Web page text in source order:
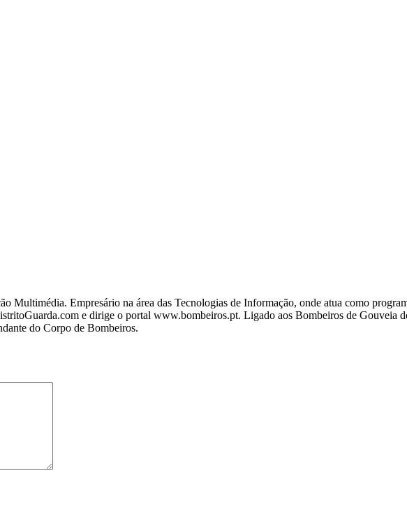
Multimédia. Empresário na área das Tecnologias de Informação, onde atua como
e dirige o portal www.bombeiros.pt. Ligado aos Bombeiros de Gouveia
do Corpo de Bombeiros.